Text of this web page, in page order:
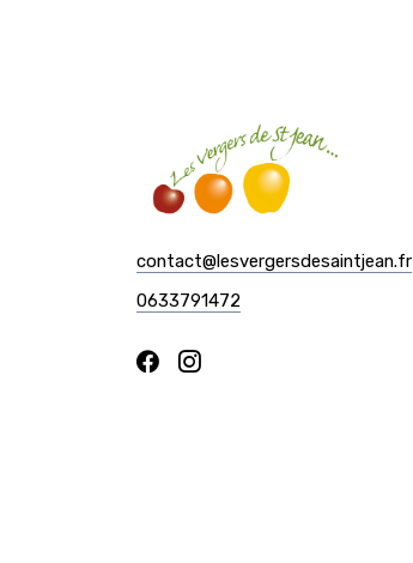
contact@lesvergersdesaintjean.fr
0633791472